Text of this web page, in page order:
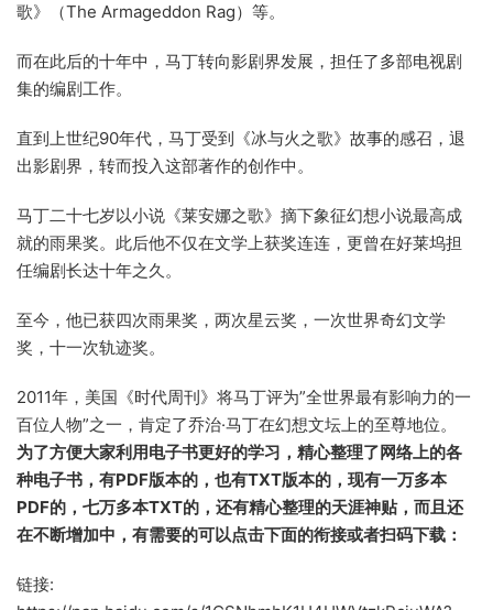
歌》（The Armageddon Rag）等。
而在此后的十年中，马丁转向影剧界发展，担任了多部电视剧
集的编剧工作。
直到上世纪90年代，马丁受到《冰与火之歌》故事的感召，退
出影剧界，转而投入这部著作的创作中。
马丁二十七岁以小说《莱安娜之歌》摘下象征幻想小说最高成
就的雨果奖。此后他不仅在文学上获奖连连，更曾在好莱坞担
任编剧长达十年之久。
至今，他已获四次雨果奖，两次星云奖，一次世界奇幻文学
奖，十一次轨迹奖。
2011年，美国《时代周刊》将马丁评为”全世界最有影响力的一
百位人物”之一，肯定了乔治·马丁在幻想文坛上的至尊地位。
为了方便大家利用电子书更好的学习，精心整理了网络上的各
种电子书，有PDF版本的，也有TXT版本的，现有一万多本
PDF的，七万多本TXT的，还有精心整理的天涯神贴，而且还
在不断增加中，有需要的可以点击下面的衔接或者扫码下载：
链接: